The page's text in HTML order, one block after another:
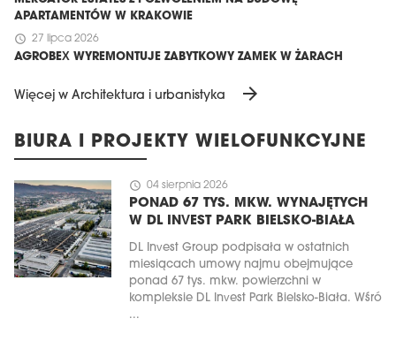
APARTAMENTÓW W KRAKOWIE
schedule 27 lipca 2026
AGROBEX WYREMONTUJE ZABYTKOWY ZAMEK W ŻARACH
Więcej w Architektura i urbanistyka arrow_forward
BIURA I PROJEKTY WIELOFUNKCYJNE
schedule 04 sierpnia 2026
PONAD 67 TYS. MKW. WYNAJĘTYCH
W DL INVEST PARK BIELSKO-BIAŁA
DL Invest Group podpisała w ostatnich
miesiącach umowy najmu obejmujące
ponad 67 tys. mkw. powierzchni w
kompleksie DL Invest Park Bielsko-Biała. Wśró
...